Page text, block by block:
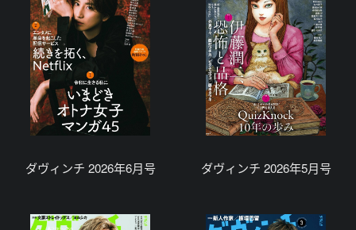
ダヴィンチ 2026年6月号 ダヴィンチ 2026年5月号